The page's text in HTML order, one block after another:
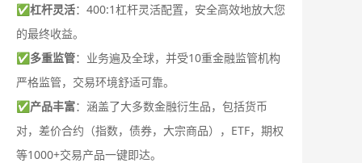
✅杠杆灵活：400:1杠杆灵活配置，安全高效地放大您
的最终收益。
✅多重监管：业务遍及全球，并受10重金融监管机构
严格监管，交易环境舒适可靠。
✅产品丰富：涵盖了大多数金融衍生品，包括货币
对，差价合约（指数，债券，大宗商品），ETF，期权
等1000+交易产品一键即达。